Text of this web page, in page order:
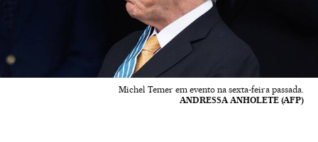
Michel Temer em evento na sexta-feira passada.
ANDRESSA ANHOLETE (AFP)